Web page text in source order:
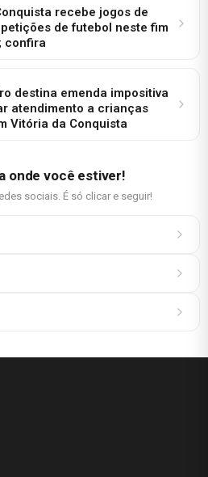
recebe jogos de
de futebol neste fim
confira
destina emenda impositiva
atendimento a crianças
Vitória da Conquista
onde você estiver!
sociais. É só clicar e seguir!